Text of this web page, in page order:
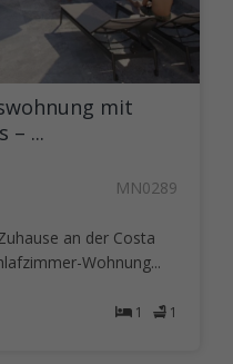
mit
– ...
MN0289
an der Costa
Wohnung...
1 1